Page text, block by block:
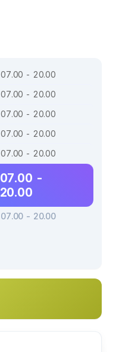
07.00 - 20.00
07.00 - 20.00
07.00 - 20.00
07.00 - 20.00
07.00 - 20.00
07.00 -
20.00
07.00 - 20.00